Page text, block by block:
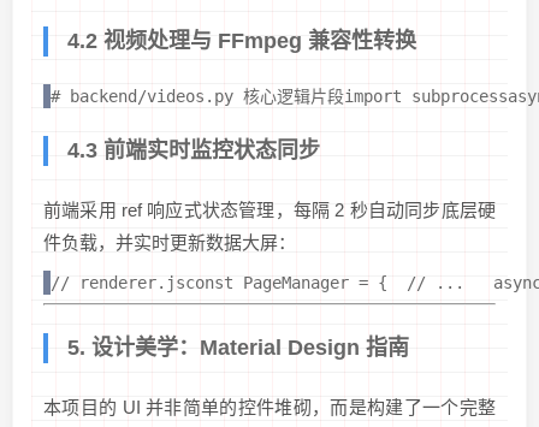
4.2 视频处理与 FFmpeg 兼容性转换
# backend/videos.py 核心逻辑片段import
4.3 前端实时监控状态同步
前端采用 ref 响应式状态管理，每隔 2 秒自动同步底层硬
件负载，并实时更新数据大屏：
// renderer.jsconst PageManager = {  // ...
5. 设计美学：Material Design 指南
本项目的 UI 并非简单的控件堆砌，而是构建了一个完整